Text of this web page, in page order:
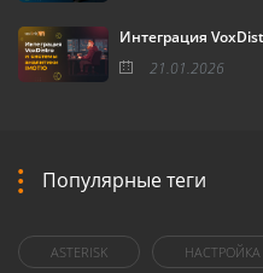
Интеграция
21.01.2026
Популярные теги
ASTERISK НАСТРОЙКА